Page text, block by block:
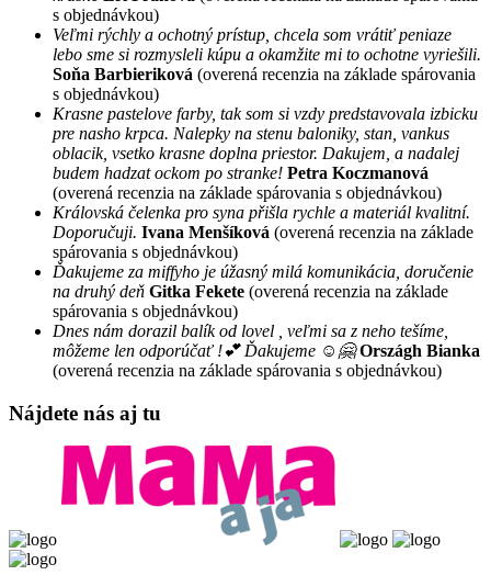
s objednávkou)
Veľmi rýchly a ochotný prístup, chcela som vrátiť peniaze
lebo sme si rozmysleli kúpu a okamžite mi to ochotne vyriešili.
Soňa Barbieriková (overená recenzia na základe spárovania
s objednávkou)
Krasne pastelove farby, tak som si vzdy predstavovala izbicku
pre nasho krpca. Nalepky na stenu baloniky, stan, vankus
oblacik, vsetko krasne doplna priestor. Dakujem, a nadalej
budem hadzat ockom po stranke! Petra Koczmanová
(overená recenzia na základe spárovania s objednávkou)
Královská čelenka pro syna přišla rychle a materiál kvalitní.
Doporučuji. Ivana Menšíková (overená recenzia na základe
spárovania s objednávkou)
Ďakujeme za miffyho je úžasný milá komunikácia, doručenie
na druhý deň Gitka Fekete (overená recenzia na základe
spárovania s objednávkou)
Dnes nám dorazil balík od lovel , veľmi sa z neho tešíme,
môžeme len odporúčať !💕 Ďakujeme ☺️🤗 Országh Bianka
(overená recenzia na základe spárovania s objednávkou)
Nájdete nás aj tu